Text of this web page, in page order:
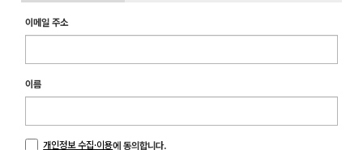
이메일 주소
이름
개인정보 수집·이용에 동의합니다.